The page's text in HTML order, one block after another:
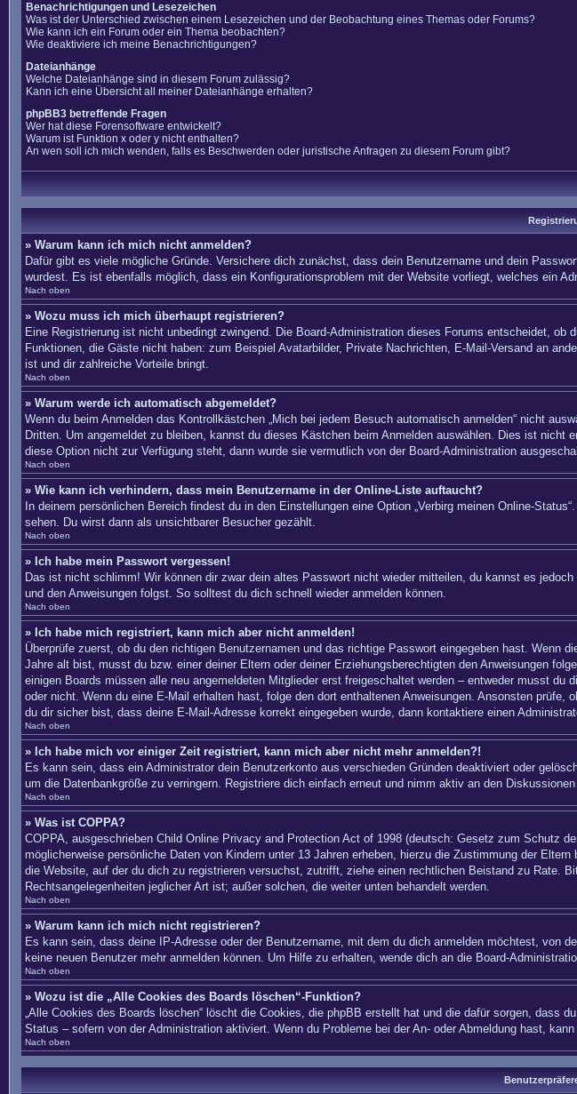
Benachrichtigungen und Lesezeichen
Was ist der Unterschied zwischen einem Lesezeichen und der Beobachtung eines Themas oder Forums?
Wie kann ich ein Forum oder ein Thema beobachten?
Wie deaktiviere ich meine Benachrichtigungen?
Dateianhänge
Welche Dateianhänge sind in diesem Forum zulässig?
Kann ich eine Übersicht all meiner Dateianhänge erhalten?
phpBB3 betreffende Fragen
Wer hat diese Forensoftware entwickelt?
Warum ist Funktion x oder y nicht enthalten?
An wen soll ich mich wenden, falls es Beschwerden oder juristische Anfragen zu diesem Forum gibt?
» Warum kann ich mich nicht anmelden?
Dafür gibt es viele mögliche Gründe. Versichere dich zunächst, dass dein Benutzername und dein
wurdest. Es ist ebenfalls möglich, dass ein Konfigurationsproblem mit der Website vorliegt, welches ein
Nach oben
» Wozu muss ich mich überhaupt registrieren?
Eine Registrierung ist nicht unbedingt zwingend. Die Board-Administration dieses Forums entscheidet,
Funktionen, die Gäste nicht haben: zum Beispiel Avatarbilder, Private Nachrichten, E-Mail-Versand an
ist und dir zahlreiche Vorteile bringt.
Nach oben
» Warum werde ich automatisch abgemeldet?
Wenn du beim Anmelden das Kontrollkästchen „Mich bei jedem Besuch automatisch anmelden“ nicht
Dritten. Um angemeldet zu bleiben, kannst du dieses Kästchen beim Anmelden auswählen. Dies ist
diese Option nicht zur Verfügung steht, dann wurde sie vermutlich von der Board-Administration
Nach oben
» Wie kann ich verhindern, dass mein Benutzername in der Online-Liste auftaucht?
In deinem persönlichen Bereich findest du in den Einstellungen eine Option „Verbirg meinen Online-
sehen. Du wirst dann als unsichtbarer Besucher gezählt.
Nach oben
» Ich habe mein Passwort vergessen!
Das ist nicht schlimm! Wir können dir zwar dein altes Passwort nicht wieder mitteilen, du kannst es
und den Anweisungen folgst. So solltest du dich schnell wieder anmelden können.
Nach oben
» Ich habe mich registriert, kann mich aber nicht anmelden!
Überprüfe zuerst, ob du den richtigen Benutzernamen und das richtige Passwort eingegeben hast. Wenn
Jahre alt bist, musst du bzw. einer deiner Eltern oder deiner Erziehungsberechtigten den Anweisungen
einigen Boards müssen alle neu angemeldeten Mitglieder erst freigeschaltet werden – entweder musst
oder nicht. Wenn du eine E-Mail erhalten hast, folge den dort enthaltenen Anweisungen. Ansonsten
du dir sicher bist, dass deine E-Mail-Adresse korrekt eingegeben wurde, dann kontaktiere einen
Nach oben
» Ich habe mich vor einiger Zeit registriert, kann mich aber nicht mehr anmelden?!
Es kann sein, dass ein Administrator dein Benutzerkonto aus verschieden Gründen deaktiviert oder
um die Datenbankgröße zu verringern. Registriere dich einfach erneut und nimm aktiv an den
Nach oben
» Was ist COPPA?
COPPA, ausgeschrieben Child Online Privacy and Protection Act of 1998 (deutsch: Gesetz zum Schutz
möglicherweise persönliche Daten von Kindern unter 13 Jahren erheben, hierzu die Zustimmung der
die Website, auf der du dich zu registrieren versuchst, zutrifft, ziehe einen rechtlichen Beistand zu Rate.
Rechtsangelegenheiten jeglicher Art ist; außer solchen, die weiter unten behandelt werden.
Nach oben
» Warum kann ich mich nicht registrieren?
Es kann sein, dass deine IP-Adresse oder der Benutzername, mit dem du dich anmelden möchtest, von
keine neuen Benutzer mehr anmelden können. Um Hilfe zu erhalten, wende dich an die Board-
Nach oben
» Wozu ist die „Alle Cookies des Boards löschen“-Funktion?
„Alle Cookies des Boards löschen“ löscht die Cookies, die phpBB erstellt hat und die dafür sorgen, dass
Status – sofern von der Administration aktiviert. Wenn du Probleme bei der An- oder Abmeldung hast,
Nach oben